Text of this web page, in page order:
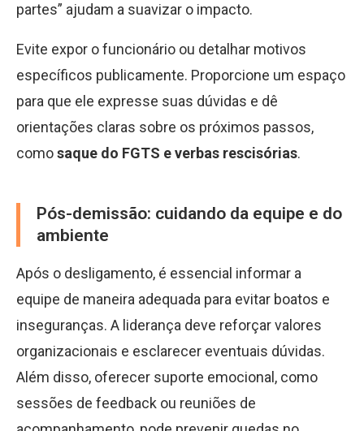
partes” ajudam a suavizar o impacto.
Evite expor o funcionário ou detalhar motivos
específicos publicamente. Proporcione um espaço
para que ele expresse suas dúvidas e dê
orientações claras sobre os próximos passos,
comosaque do FGTS e verbas rescisórias.
Pós-demissão: cuidando da equipe e do
ambiente
Após o desligamento, é essencial informar a
equipe de maneira adequada para evitar boatos e
inseguranças. A liderança deve reforçar valores
organizacionais e esclarecer eventuais dúvidas.
Além disso, oferecer suporte emocional, como
sessões de feedback ou reuniões de